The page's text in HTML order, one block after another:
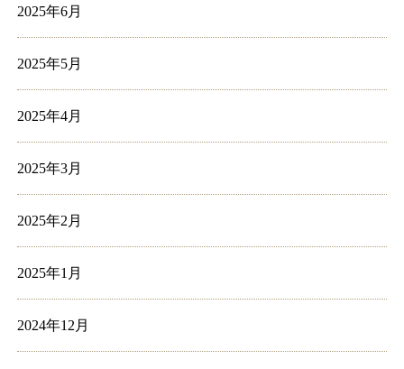
2025年6月
2025年5月
2025年4月
2025年3月
2025年2月
2025年1月
2024年12月